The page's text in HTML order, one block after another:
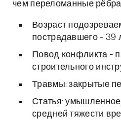
чем переломанные
Возраст
пострадавшего - 39
Повод конфликта -
строительного
Травмы: закрытые
Статья:
средней тяжести